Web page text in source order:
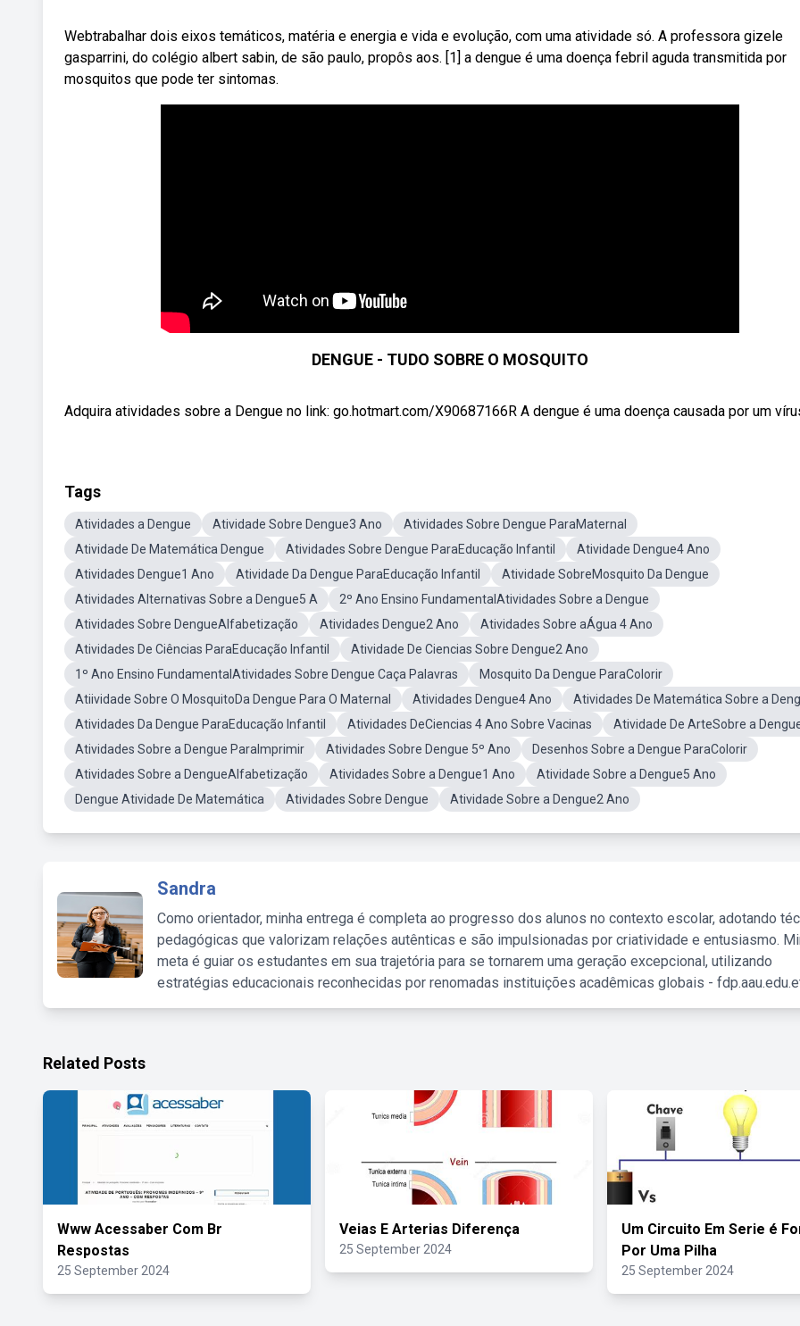
Webtrabalhar dois eixos temáticos, matéria e energia e vida e evolução, com uma atividade só. A professora gizele
gasparrini, do colégio albert sabin, de são paulo, propôs aos. [1] a dengue é uma doença febril aguda transmitida por
mosquitos que pode ter sintomas.
DENGUE - TUDO SOBRE O MOSQUITO
Adquira atividades sobre a Dengue no link: go.hotmart.com/X90687166R A dengue é uma doença causada por um
Tags
Atividades a Dengue Atividade Sobre Dengue3 Ano
Atividades Sobre Dengue ParaMaternal
Atividade De Matemática Dengue
Atividades Sobre Dengue ParaEducação Infantil
Atividade Dengue4 Ano
Atividades Dengue1 Ano
Atividade Da Dengue ParaEducação Infantil
Atividade SobreMosquito Da Dengue
Atividades Alternativas Sobre a Dengue5 A
2º Ano Ensino FundamentalAtividades Sobre a Dengue
Atividades Sobre DengueAlfabetização
Atividades Dengue2 Ano
Atividades Sobre aÁgua 4 Ano
Atividades De Ciências ParaEducação Infantil
Atividade De Ciencias Sobre Dengue2 Ano
1º Ano Ensino FundamentalAtividades Sobre Dengue Caça Palavras
Mosquito Da Dengue ParaColorir
Atiividade Sobre O MosquitoDa Dengue Para O Maternal
Atividades Dengue4 Ano
Atividades De Matemática Sobre a
Atividades Da Dengue ParaEducação Infantil
Atividades DeCiencias 4 Ano Sobre Vacinas
Atividade De ArteSobre a
Atividades Sobre a Dengue ParaImprimir
Atividades Sobre Dengue 5º Ano
Desenhos Sobre a Dengue ParaColorir
Atividades Sobre a DengueAlfabetização
Atividades Sobre a Dengue1 Ano
Atividade Sobre a Dengue5 Ano
Dengue Atividade De Matemática
Atividades Sobre Dengue Atividade Sobre a Dengue2 Ano
Sandra
Como orientador, minha entrega é completa ao progresso dos alunos no contexto escolar, adotando
pedagógicas que valorizam relações autênticas e são impulsionadas por criatividade e entusiasmo.
meta é guiar os estudantes em sua trajetória para se tornarem uma geração excepcional, utilizando
estratégias educacionais reconhecidas por renomadas instituições acadêmicas globais -
Related Posts
Www Acessaber Com Br
Respostas
25 September 2024
Veias E Arterias Diferença
25 September 2024
Um Circuito Em Serie é
Por Uma Pilha
25 September 2024